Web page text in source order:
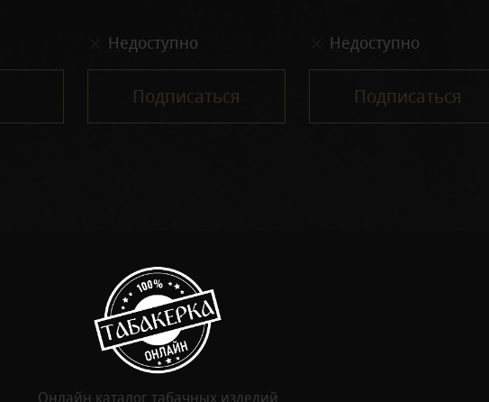
Недоступно
Подписаться
Недоступно
Подписаться
Онлайн каталог табачных изделий